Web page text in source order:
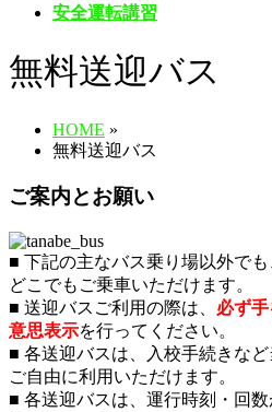
安全運転講習
無料送迎バス
HOME »
無料送迎バス
ご案内とお願い
■ 下記の主なバス乗り場以外で
どこでもご乗車いただけます。
■ 送迎バスご利用の際は、 必ず
意思表示を行ってください。
■ 各送迎バスは、入校手続きな
ご自由に利用いただけます。
■ 各送迎バスは、運行時刻・回